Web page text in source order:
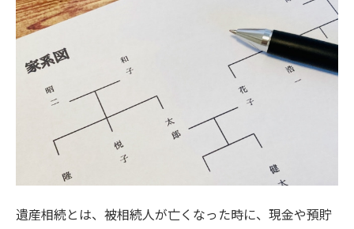
遺産相続とは、被相続人が亡くなった時に、現金や預貯